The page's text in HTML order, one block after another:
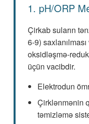
1. pH/ORP
Çirkab suların
6-9)
oksidləşmə-
üçün vacibdir.
Elektrodun
Çirklənmənin
təmizləmə